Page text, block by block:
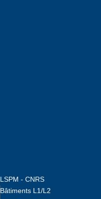
LSPM - CNRS
Bâtiments L1/L2